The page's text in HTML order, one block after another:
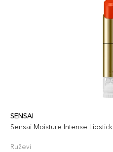
SENSAI
Sensai Moisture Intense Lipstick
Ruževi